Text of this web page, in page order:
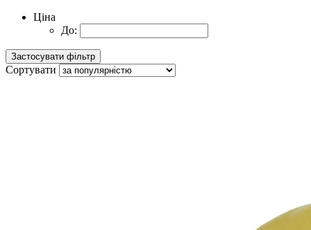
Ціна
До:
Сортувати